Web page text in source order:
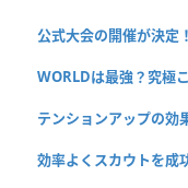
公式大会の開催が決定
WORLDは最強？究極
テンションアップの効
効率よくスカウトを成